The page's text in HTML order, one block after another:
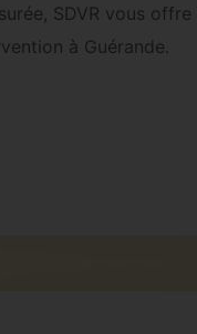
SDVR vous offre
à Guérande.